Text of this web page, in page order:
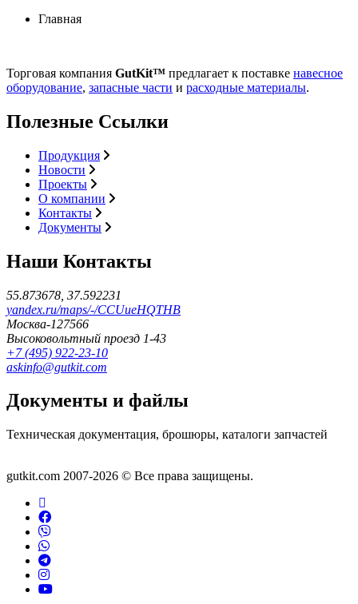
Главная
Торговая компания GutKit™ предлагает к поставке навесное
оборудование, запасные части и расходные материалы.
Полезные Ссылки
Продукция
Новости
Проекты
О компании
Контакты
Документы
Наши Контакты
55.873678, 37.592231
yandex.ru/maps/-/CCUueHQTHB
Москва-127566
Высоковольтный проезд 1-43
+7 (495) 922-23-10
askinfo@gutkit.com
Документы и файлы
Техническая документация, брошюры, каталоги запчастей
gutkit.com 2007-2026 © Все права защищены.